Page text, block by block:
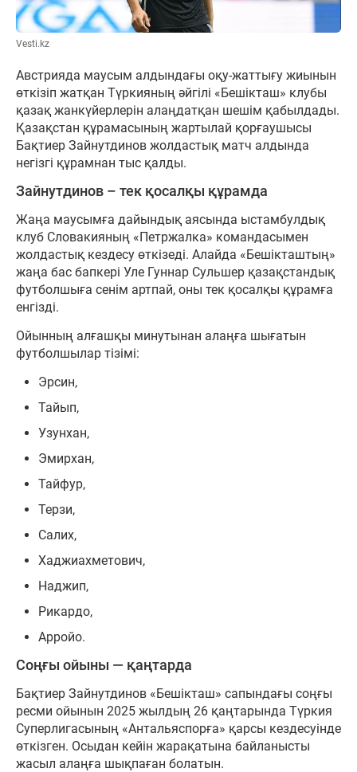
Vesti.kz
Австрияда маусым алдындағы оқу-жаттығу жиынын
өткізіп жатқан Түркияның әйгілі «Бешікташ» клубы
қазақ жанкүйерлерін алаңдатқан шешім қабылдады.
Қазақстан құрамасының жартылай қорғаушысы
Бақтиер Зайнутдинов жолдастық матч алдында
негізгі құрамнан тыс қалды.
Зайнутдинов – тек қосалқы құрамда
Жаңа маусымға дайындық аясында ыстамбулдық
клуб Словакияның «Петржалка» командасымен
жолдастық кездесу өткізеді. Алайда «Бешікташтың»
жаңа бас бапкері Уле Гуннар Сульшер қазақстандық
футболшыға сенім артпай, оны тек қосалқы құрамға
енгізді.
Ойынның алғашқы минутынан алаңға шығатын
футболшылар тізімі:
Эрсин,
Тайып,
Узунхан,
Эмирхан,
Тайфур,
Терзи,
Салих,
Хаджиахметович,
Наджип,
Рикардо,
Арройо.
Соңғы ойыны — қаңтарда
Бақтиер Зайнутдинов «Бешікташ» сапындағы соңғы
ресми ойынын 2025 жылдың 26 қаңтарында Түркия
Суперлигасының «Антальяспорға» қарсы кездесуінде
өткізген. Осыдан кейін жарақатына байланысты
жасыл алаңға шықпаған болатын.